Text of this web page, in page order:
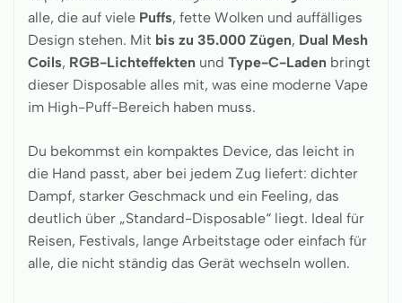
alle, die auf viele Puffs, fette Wolken und auffälliges
Design stehen. Mit bis zu 35.000 Zügen, Dual Mesh
Coils, RGB-Lichteffekten und Type-C-Laden bringt
dieser Disposable alles mit, was eine moderne Vape
im High-Puff-Bereich haben muss.
Du bekommst ein kompaktes Device, das leicht in
die Hand passt, aber bei jedem Zug liefert: dichter
Dampf, starker Geschmack und ein Feeling, das
deutlich über „Standard-Disposable“ liegt. Ideal für
Reisen, Festivals, lange Arbeitstage oder einfach für
alle, die nicht ständig das Gerät wechseln wollen.